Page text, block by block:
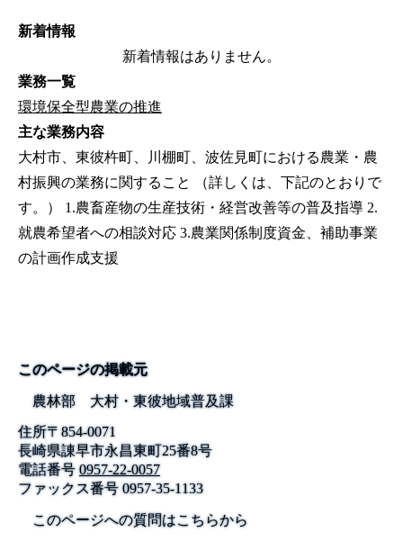
新着情報
新着情報はありません。
業務一覧
環境保全型農業の推進
主な業務内容
大村市、東彼杵町、川棚町、波佐見町における農業・農
村振興の業務に関すること （詳しくは、下記のとおりで
す。） 1.農畜産物の生産技術・経営改善等の普及指導 2.
就農希望者への相談対応 3.農業関係制度資金、補助事業
の計画作成支援
このページの掲載元
農林部 大村・東彼地域普及課
住所〒854-0071
長崎県諌早市永昌東町25番8号
電話番号 0957-22-0057
ファックス番号0957-35-1133
このページへの質問はこちらから